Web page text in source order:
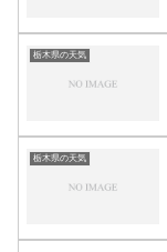
栃木県の天気
栃木県の天気